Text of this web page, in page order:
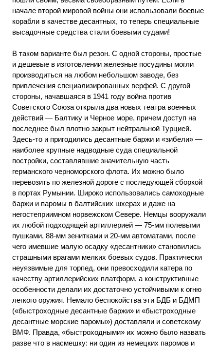
начале второй мировой войны они использовали боевые
корабли в качестве десантных, то теперь специальные
высадочные средства стали боевыми судами!
В таком варианте был резон. С одной стороны, простые
и дешевые в изготовлении железные посудины могли
производиться на любом небольшом заводе, без
привлечения специализированных верфей. С другой
стороны, начавшаяся в 1941 году война против
Советского Союза открыла два новых театра военных
действий — Балтику и Черное море, причем доступ на
последнее был плотно закрыт нейтральной Турцией.
Здесь-то и пригодились десантные баржи и «зибели» —
наиболее крупные надводные суда специальной
постройки, составлявшие значительную часть
германского черноморского флота. Их можно было
перевозить по железной дороге с последующей сборкой
в портах Румынии. Широко использовались самоходные
баржи и паромы в балтийских шхерах и даже на
негостеприимном норвежском Севере. Немцы вооружали
их любой подходящей артиллерией — 75-мм полевыми
пушками, 88-мм зенитками и 20-мм автоматами, после
чего имевшие малую осадку «десантники» становились
страшными врагами мелких боевых судов. Практически
неуязвимые для торпед, они превосходили катера по
качеству артиллерийских платформ, а конструктивные
особенности делали их достаточно устойчивыми к огню
легкого оружия. Немало беспокойства эти БДБ и БДМП
(«быстроходные десантные баржи» и «быстроходные
десантные морские паромы») доставляли и советскому
ВМФ. Правда, «быстроходными» их можно было назвать
разве что в насмешку: ни один из немецких паромов и